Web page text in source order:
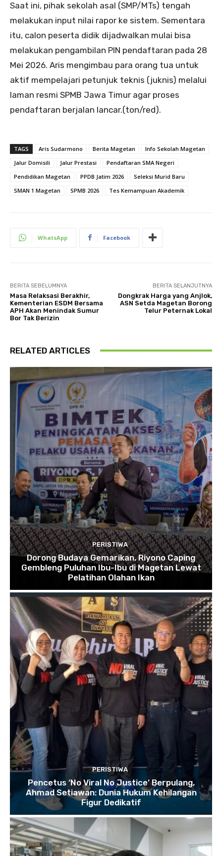
Saat ini, pihak sekolah asal (SMP/MTs) tengah
melakukan input nilai rapor ke sistem. Sementara
itu, calon peserta didik dijadwalkan mulai bisa
melakukan pengambilan PIN pendaftaran pada 28
Mei 2026. Aris mengimbau para orang tua untuk
aktif mempelajari petunjuk teknis (juknis) melalui
laman resmi SPMB Jawa Timur agar proses
pendaftaran berjalan lancar.(ton/red).
TAGS Aris Sudarmono Berita Magetan
Info Sekolah Magetan
Jalur Domisili
Jalur Prestasi
Pendaftaran SMA Negeri
Pendidikan Magetan
PPDB Jatim 2026
Seleksi Murid Baru
SMAN 1 Magetan
SPMB 2026 Tes Kemampuan Akademik
WhatsApp Facebook
BERITA SEBELUMNYA
Masa Relaksasi Berakhir,
Kementerian ESDM Bersama
APH Akan Menindak Sumur
Bor Tak Berizin
BERITA SELANJUTNYA
Dongkrak Harga yang Anjlok,
ASN Setda Magetan Borong
Telur Peternak Lokal
RELATED ARTICLES
PERISTIWA
Dorong Budaya Gemarikan, Riyono Caping
Gembleng Puluhan Ibu-Ibu di Magetan Lewat
Pelatihan Olahan Ikan
PERISTIWA
Pencetus ‘No Viral No Justice’ Berpulang,
Ahmad Setiawan: Dunia Hukum Kehilangan
Figur Dedikatif